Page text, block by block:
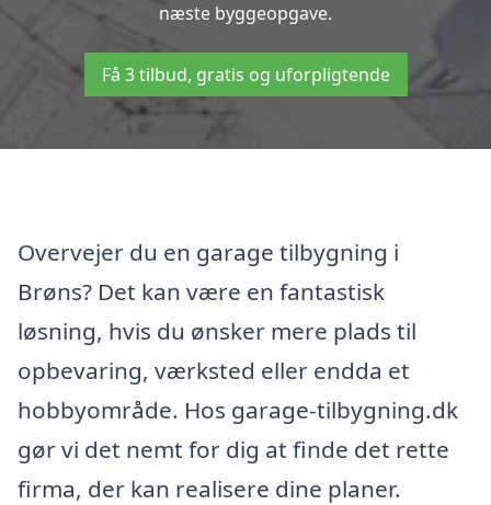
næste byggeopgave.
Få 3 tilbud, gratis og uforpligtende
Overvejer du en garage tilbygning i
Brøns? Det kan være en fantastisk
løsning, hvis du ønsker mere plads til
opbevaring, værksted eller endda et
hobbyområde. Hos garage-tilbygning.dk
gør vi det nemt for dig at finde det rette
firma, der kan realisere dine planer.